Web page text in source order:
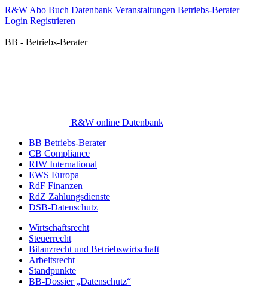
R&W Abo Buch Datenbank Veranstaltungen Betriebs-Berater
Login Registrieren
BB - Betriebs-Berater
R&W online Datenbank
BB Betriebs-Berater
CB Compliance
RIW International
EWS Europa
RdF Finanzen
RdZ Zahlungsdienste
DSB-Datenschutz
Wirtschaftsrecht
Steuerrecht
Bilanzrecht und Betriebswirtschaft
Arbeitsrecht
Standpunkte
BB-Dossier „Datenschutz“